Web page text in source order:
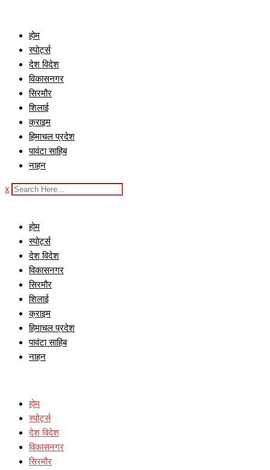
contentहोम
स्पोर्ट्स
देश विदेश
विकासनगर
सिरमौर
शिलाई
क्राइम
हिमाचल प्रदेश
पावंटा साहिब
नाहन
x
होम
स्पोर्ट्स
देश विदेश
विकासनगर
सिरमौर
शिलाई
क्राइम
हिमाचल प्रदेश
पावंटा साहिब
नाहन
होम
स्पोर्ट्स
देश विदेश
विकासनगर
सिरमौर